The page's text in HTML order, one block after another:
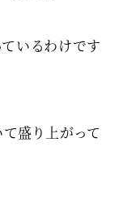
いるわけです
盛り上がって